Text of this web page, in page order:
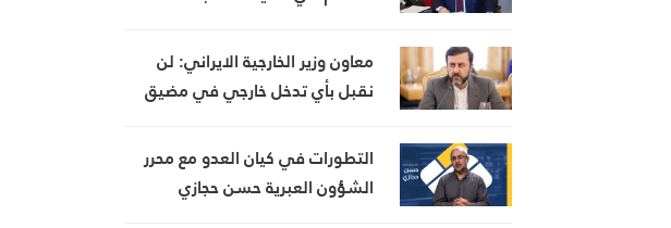
من القائمة الرمادية
معاون وزير الخارجية الايراني: لن
نقبل بأي تدخل خارجي في مضيق
التطورات في كيان العدو مع محرر
الشؤون العبرية حسن حجازي